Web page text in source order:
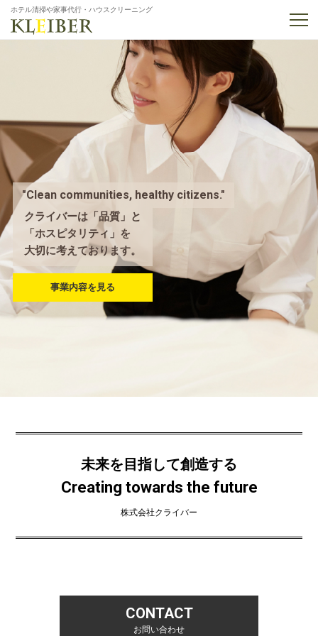
ホテル清掃や家事代行・ハウスクリーニング
"Clean communities, healthy citizens."
Kleiber considers
quality and hospitality to be of
great importance.
View Our Services
"Clean communities, healthy citizens."
クライバーは「品質」と
「ホスピタリティ」を
大切に考えております。
事業内容を見る
"Clean communities, healthy citizens."
Kleiber considers
quality and hospitality to be of
great importance.
View Our Services
"Clean communities, healthy citizens."
未来を目指して創造する
Creating towards the future
株式会社クライバー
CONTACT
お問い合わせ